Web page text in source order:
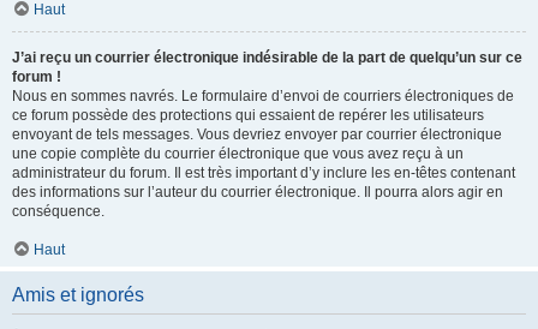
Haut
J’ai reçu un courrier électronique indésirable de la part de quelqu’un sur ce
forum !
Nous en sommes navrés. Le formulaire d’envoi de courriers électroniques de
ce forum possède des protections qui essaient de repérer les utilisateurs
envoyant de tels messages. Vous devriez envoyer par courrier électronique
une copie complète du courrier électronique que vous avez reçu à un
administrateur du forum. Il est très important d’y inclure les en-têtes contenant
des informations sur l’auteur du courrier électronique. Il pourra alors agir en
conséquence.
Haut
Amis et ignorés